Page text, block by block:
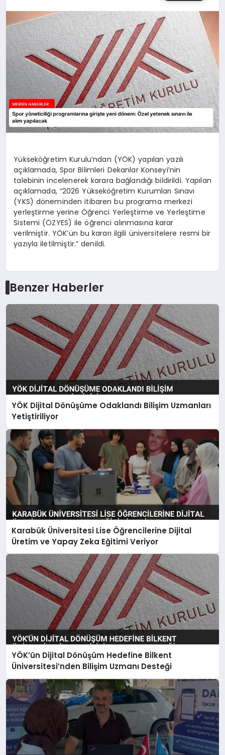
Yükseköğretim Kurulu’ndan (YÖK) yapılan yazılı
açıklamada, Spor Bilimleri Dekanlar Konseyi’nin
talebinin incelenerek karara bağlandığı bildirildi. Yapılan
açıklamada, “2026 Yükseköğretim Kurumları Sınavı
(YKS) döneminden itibaren bu programa merkezi
yerleştirme yerine Öğrenci Yerleştirme ve Yerleştime
Sistemi (ÖZYES) ile öğrenci alınmasına karar
verilmiştir. YÖK’ün bu kararı ilgili üniversitelere resmi bir
yazıyla iletilmiştir.” denildi.
Benzer Haberler
YÖK Dijital Dönüşüme Odaklandı Bilişim Uzmanları
Yetiştiriliyor
Karabük Üniversitesi Lise Öğrencilerine Dijital
Üretim ve Yapay Zeka Eğitimi Veriyor
YÖK’ün Dijital Dönüşüm Hedefine Bilkent
Üniversitesi’nden Bilişim Uzmanı Desteği